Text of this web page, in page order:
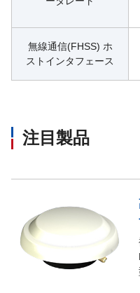
無線通信(FHSS) ホ
ストインタフェース
注目製品